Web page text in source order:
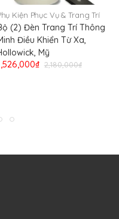
tiết kiệm ngân sách.
sáng trắng ngả hồng.
Kiện Phục Vụ & Trang Trí
(2) Đèn Trang Trí Thông
Điều Khiển Từ Xa,
Mỹ
2,180,000₫